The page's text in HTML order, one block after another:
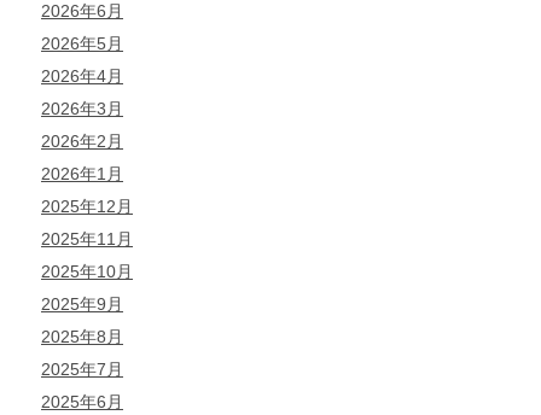
2026年6月
2026年5月
2026年4月
2026年3月
2026年2月
2026年1月
2025年12月
2025年11月
2025年10月
2025年9月
2025年8月
2025年7月
2025年6月